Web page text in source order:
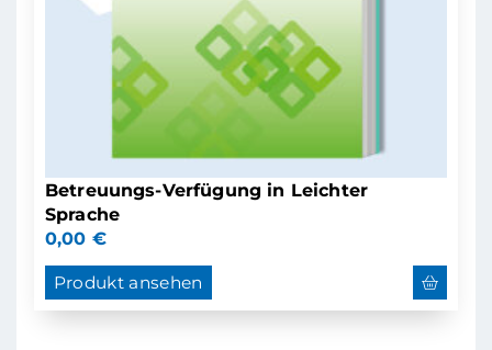
Betreuungs-Verfügung in Leichter
Sprache
0,00 €
Produkt ansehen